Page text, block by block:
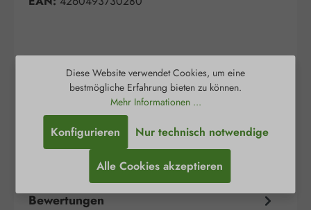
Beschreibung
DHEA (Dehydroepiandrosteron) ist ein
Naturprodukt und metabolisches
Zwischenprodukt bei der Biosynthese der
Sexualsteroide A…Mehr
Bewertungen
Diese Website verwendet Cookies, um eine
bestmögliche Erfahrung bieten zu können.
Mehr Informationen ...
Nur technisch notwendige
Konfigurieren
Alle Cookies akzeptieren